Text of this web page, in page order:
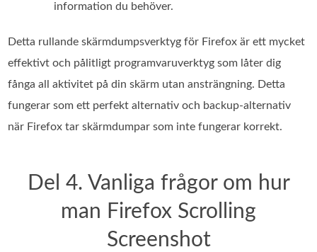
information du behöver.
Detta rullande skärmdumpsverktyg för Firefox är ett mycket
effektivt och pålitligt programvaruverktyg som låter dig
fånga all aktivitet på din skärm utan ansträngning. Detta
fungerar som ett perfekt alternativ och backup-alternativ
när Firefox tar skärmdumpar som inte fungerar korrekt.
Del 4. Vanliga frågor om hur
man Firefox Scrolling
Screenshot